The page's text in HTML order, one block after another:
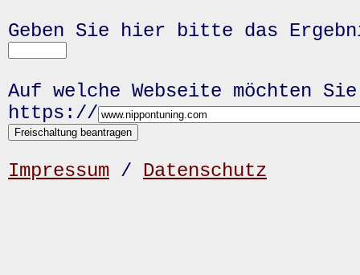
Geben Sie hier bitte das
Auf welche Webseite möchten
https://
Impressum / Datenschutz